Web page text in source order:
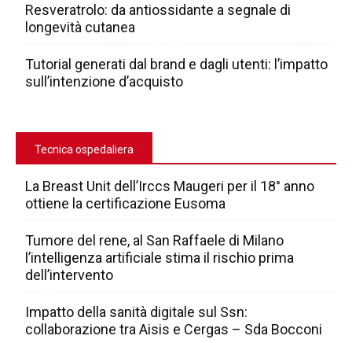
Resveratrolo: da antiossidante a segnale di
longevità cutanea
Tutorial generati dal brand e dagli utenti: l’impatto
sull’intenzione d’acquisto
Tecnica ospedaliera
La Breast Unit dell’Irccs Maugeri per il 18° anno
ottiene la certificazione Eusoma
Tumore del rene, al San Raffaele di Milano
l’intelligenza artificiale stima il rischio prima
dell’intervento
Impatto della sanità digitale sul Ssn:
collaborazione tra Aisis e Cergas – Sda Bocconi